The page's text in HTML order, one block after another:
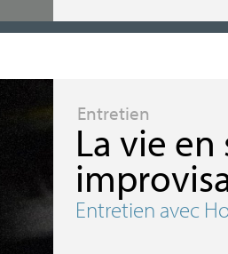
Entretien
La vie
Entretien avec